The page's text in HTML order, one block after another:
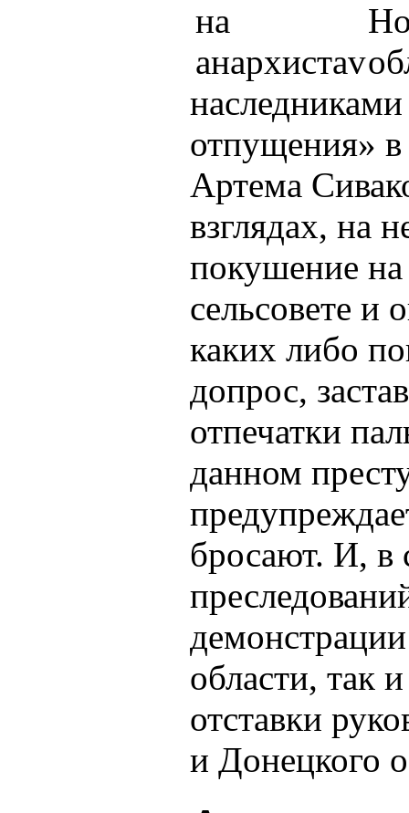
отпущения»
Артема
взглядах, на
покушение на
сельсовете и
каких либо
допрос,
отпечатки
данном
бросают. И, в
области, так
отставки
и Донецкого